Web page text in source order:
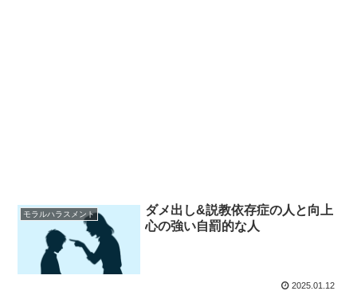
モラルハラスメント
ダメ出し&説教依存症の人と向上
心の強い自罰的な人
2025.01.12